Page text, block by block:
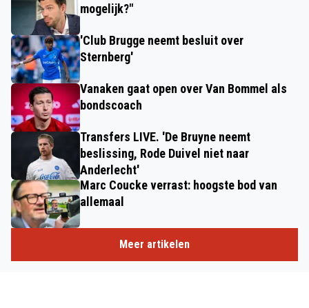
mogelijk?"
'Club Brugge neemt besluit over
Sternberg'
Vanaken gaat open over Van Bommel als
bondscoach
Transfers LIVE. 'De Bruyne neemt
beslissing, Rode Duivel niet naar
Anderlecht'
Marc Coucke verrast: hoogste bod van
allemaal
Meer artikelen